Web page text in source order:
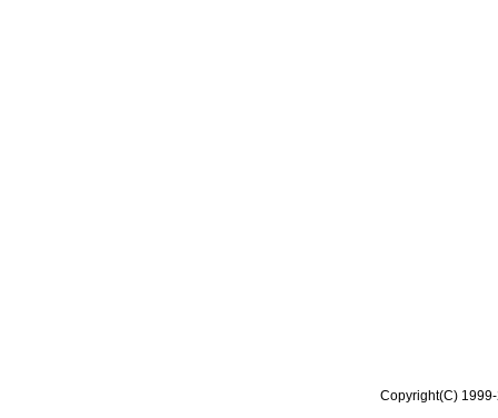
Copyright(C)